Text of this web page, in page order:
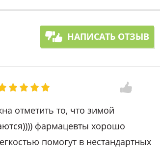
НАПИСАТЬ ОТЗЫВ
отметить то, что зимой
фармацевты хорошо
помогут в нестандартных